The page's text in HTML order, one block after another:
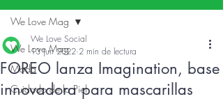
We Love Mag
Moda
Cuidado de la Piel
We Love Mag
FOREO lanza Imagination, base
innovadora para mascarillas
We Love Social
13 jun 2022 2 min de lectura